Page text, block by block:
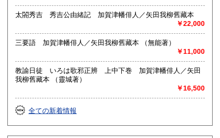
キリスト教文献 和本 書画 浮世絵 明治文献 古文書
太閤秀吉 秀吉公由緒記 加賀津幡俳人／矢田我柳舊藏本
￥22,000
三要語 加賀津幡俳人／矢田我柳舊藏本 （無能著）
￥11,000
教諭日徒 いろは歌邪正辨 上中下巻 加賀津幡俳人／矢田
我柳舊藏本 （靈城著）
￥16,500
全ての新着情報